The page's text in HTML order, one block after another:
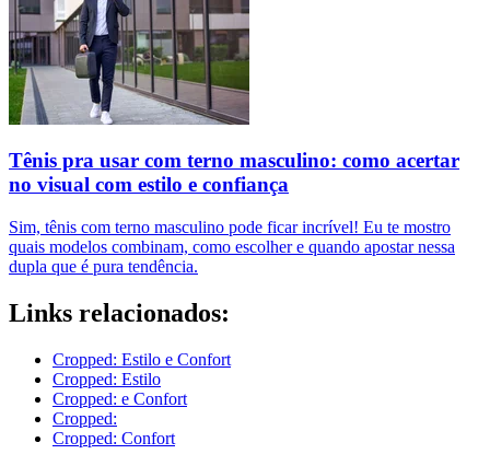
Tênis pra usar com terno masculino: como acertar
no visual com estilo e confiança
Sim, tênis com terno masculino pode ficar incrível! Eu te mostro
quais modelos combinam, como escolher e quando apostar nessa
dupla que é pura tendência.
Links relacionados:
Cropped: Estilo e Confort
Cropped: Estilo
Cropped: e Confort
Cropped:
Cropped: Confort